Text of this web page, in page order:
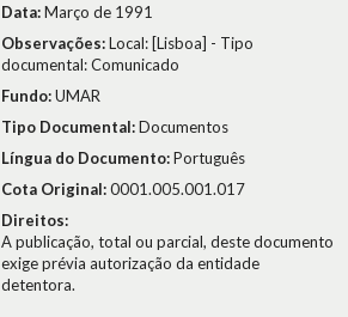
Data:Março de 1991
Observações:Local: [Lisboa] - Tipo
documental: Comunicado
Fundo:UMAR
Tipo Documental:Documentos
Língua do Documento:Português
Cota Original:0001.005.001.017
Direitos:
A publicação, total ou parcial, deste documento
exige prévia autorização da entidade
detentora.